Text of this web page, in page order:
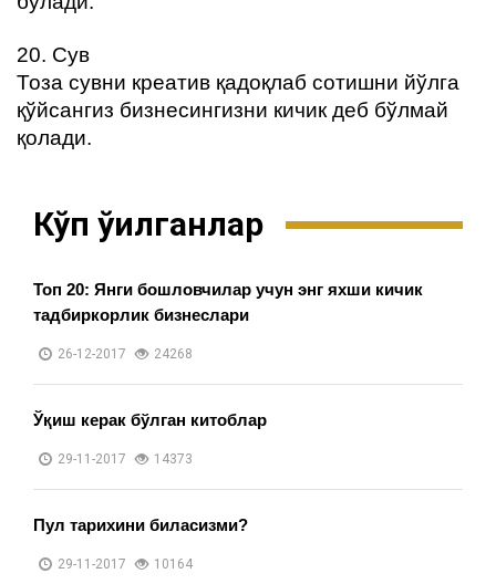
20. Сув
Тоза сувни креатив қадоқлаб сотишни йўлга
қўйсангиз бизнесингизни кичик деб бўлмай
қолади.
Кўп ўқилганлар
Топ 20: Янги бошловчилар учун энг яхши кичик
тадбиркорлик бизнеслари
26-12-2017 24268
Ўқиш керак бўлган китоблар
29-11-2017 14373
Пул тарихини биласизми?
29-11-2017 10164